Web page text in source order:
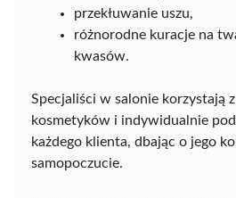
przekłuwanie uszu,
różnorodne kuracje na
kwasów.
Specjaliści w salonie korzystają
kosmetyków i indywidualnie
każdego klienta, dbając o jego
samopoczucie.